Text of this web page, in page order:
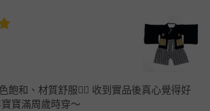
飽和、材質舒服👍🏻 收到實品後真心覺得好
寶滿周歲時穿～